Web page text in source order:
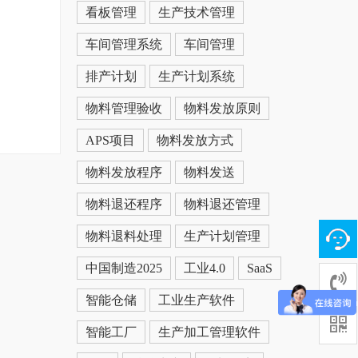
看板管理 生产技术管理
车间管理系统 车间管理
排产计划 生产计划系统
物料管理验收 物料发放原则
APS项目 物料发放方式
物料发放程序 物料发送
物料退还程序 物料退还管理
物料退料处理 生产计划管理
中国制造2025 工业4.0 SaaS
智能仓储 工业生产软件
智能工厂 生产加工管理软件